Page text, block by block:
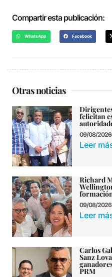
Compartir esta publicación:
WhatsApp Facebook
Otras noticias
felicitan
09/08/2026
Leer
Richard
09/08/2026
Leer
Carlos
Sanz
PRM